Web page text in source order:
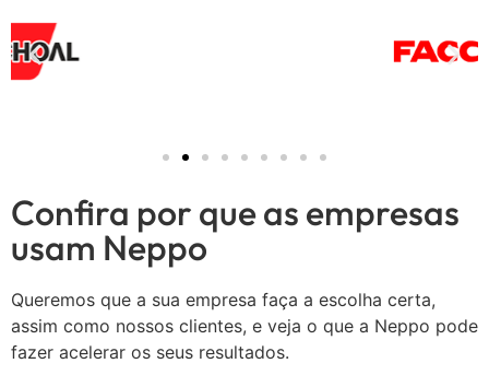
Confira por que as empresas
usam Neppo
Queremos que a sua empresa faça a escolha certa,
assim como nossos clientes, e veja o que a Neppo pode
fazer acelerar os seus resultados.